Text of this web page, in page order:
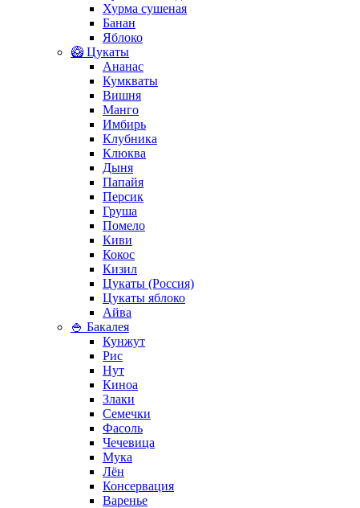
Хурма сушеная
Банан
Яблоко
🥝 Цукаты
Ананас
Кумкваты
Вишня
Манго
Имбирь
Клубника
Клюква
Дыня
Папайя
Персик
Груша
Помело
Киви
Кокос
Кизил
Цукаты (Россия)
Цукаты яблоко
Айва
🍚 Бакалея
Кунжут
Рис
Нут
Киноа
Злаки
Семечки
Фасоль
Чечевица
Мука
Лён
Консервация
Варенье